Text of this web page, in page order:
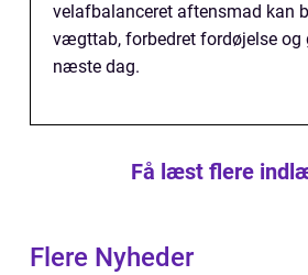
velafbalanceret aftensmad kan
vægttab, forbedret fordøjelse og
næste dag.
Få læst flere
Flere Nyheder